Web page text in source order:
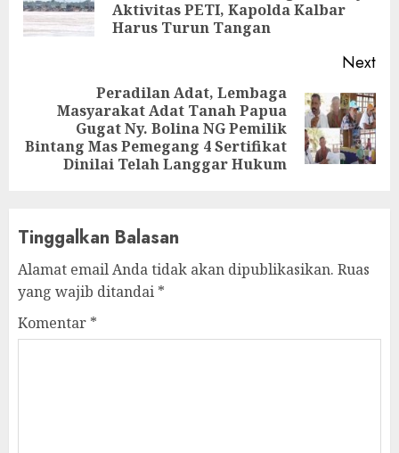
Aktivitas PETI, Kapolda Kalbar
Harus Turun Tangan
Next
Next
post:
Peradilan Adat, Lembaga
Masyarakat Adat Tanah Papua
Gugat Ny. Bolina NG Pemilik
Bintang Mas Pemegang 4 Sertifikat
Dinilai Telah Langgar Hukum
Tinggalkan Balasan
Alamat email Anda tidak akan dipublikasikan. Ruas
yang wajib ditandai *
Komentar *